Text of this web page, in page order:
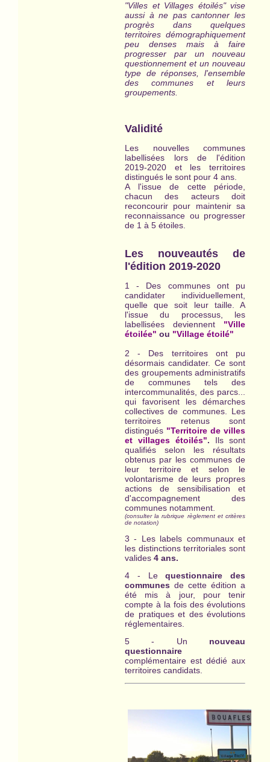
"Villes et Villages étoilés" vise
aussi à ne pas cantonner les
progrès dans quelques
territoires démographiquement
peu denses mais à faire
progresser par un nouveau
questionnement et un nouveau
type de réponses, l'ensemble
des communes et leurs
groupements.
Validité
Les nouvelles communes
labellisées lors de l'édition
2019-2020 et les territoires
distingués le sont pour 4 ans.
A l'issue de cette période,
chacun des acteurs doit
reconcourir pour maintenir sa
reconnaissance ou progresser
de 1 à 5 étoiles.
Les nouveautés de
l'édition 2019-2020
1 - Des communes ont pu
candidater individuellement,
quelle que soit leur taille. A
l'issue du processus, les
labellisées deviennent "Ville
étoilée" ou "Village étoilé"
2 - Des territoires ont pu
désormais candidater. Ce sont
des groupements administratifs
de communes tels des
intercommunalités, des parcs...
qui favorisent les démarches
collectives de communes. Les
territoires retenus sont
distingués "Territoire de villes
et villages étoilés". Ils sont
qualifiés selon les résultats
obtenus par les communes de
leur territoire et selon le
volontarisme de leurs propres
actions de sensibilisation et
d'accompagnement des
communes notamment.
(consulter la rubrique règlement et critères
de notation)
3 - Les labels communaux et
les distinctions territoriales sont
valides 4 ans.
4 - Lequestionnaire des
communes de cette édition a
été mis à jour, pour tenir
compte à la fois des évolutions
de pratiques et des évolutions
réglementaires.
5 - Un nouveau
questionnaire
complémentaire est dédié aux
territoires candidats.